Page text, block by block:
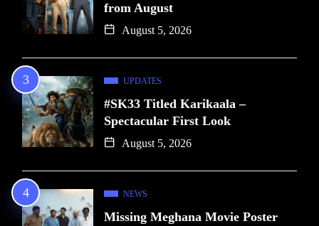
from August
August 5, 2026
UPDATES
#SK33 Titled Karikaala –
Spectacular First Look
August 5, 2026
NEWS
Missing Meghana Movie Poster